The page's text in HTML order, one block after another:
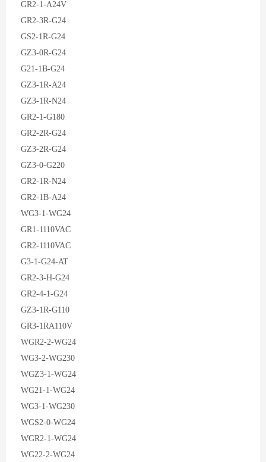
GR2-1-A24V
GR2-3R-G24
GS2-1R-G24
GZ3-0R-G24
G21-1B-G24
GZ3-1R-A24
GZ3-1R-N24
GR2-1-G180
GR2-2R-G24
GZ3-2R-G24
GZ3-0-G220
GR2-1R-N24
GR2-1B-A24
WG3-1-WG24
GR1-1110VAC
GR2-1110VAC
G3-1-G24-AT
GR2-3-H-G24
GR2-4-1-G24
GZ3-1R-G110
GR3-1RA110V
WGR2-2-WG24
WG3-2-WG230
WGZ3-1-WG24
WG21-1-WG24
WG3-1-WG230
WGS2-0-WG24
WGR2-1-WG24
WG22-2-WG24